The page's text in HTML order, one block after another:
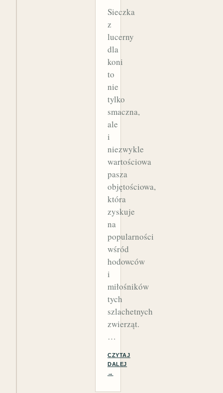
Sieczka
z
lucerny
dla
koni
to
nie
tylko
smaczna,
ale
i
niezwykle
wartościowa
pasza
objętościowa,
która
zyskuje
na
popularności
wśród
hodowców
i
miłośników
tych
szlachetnych
zwierząt.
…
CZYTAJ
DALEJ
→